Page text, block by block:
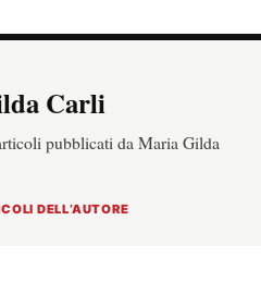
Carli
pubblicati da Maria Gilda
DELL’AUTORE